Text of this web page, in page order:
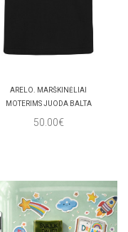
ARELO. MARŠKINĖLIAI
MOTERIMS JUODA BALTA
50.00€